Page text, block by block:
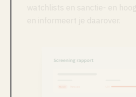
watchlists en sanctie- en
en informeert je daarover.